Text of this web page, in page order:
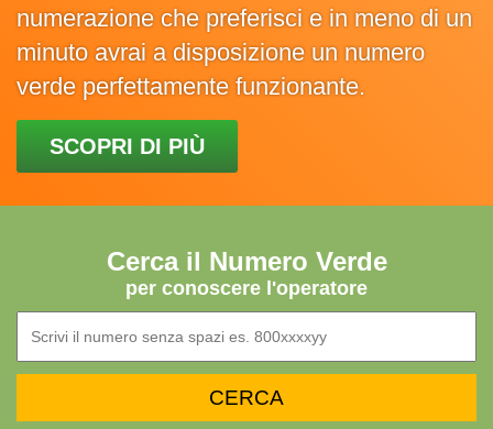
numerazione che preferisci e in meno di un
minuto avrai a disposizione un numero
verde perfettamente funzionante.
SCOPRI DI PIÙ
Cerca il Numero Verde
per conoscere l'operatore